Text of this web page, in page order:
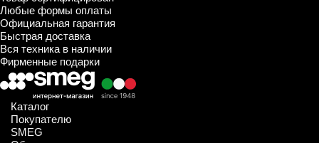
Любые формы оплаты
Официальная гарантия
Быстрая доставка
Вся техника в наличии
Фирменные подарки
Каталог
Покупателю
SMEG